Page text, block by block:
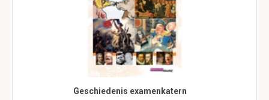
Geschiedenis examenkatern